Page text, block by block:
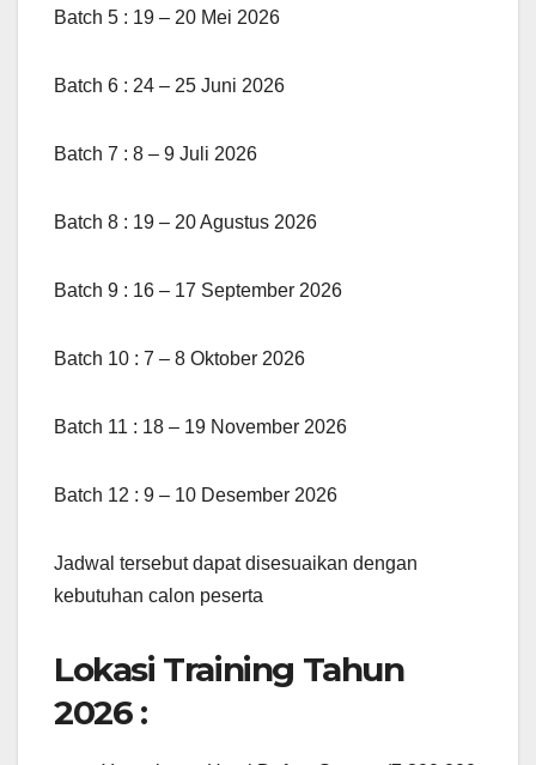
Batch 5 : 19 – 20 Mei 2026
Batch 6 : 24 – 25 Juni 2026
Batch 7 : 8 – 9 Juli 2026
Batch 8 : 19 – 20 Agustus 2026
Batch 9 : 16 – 17 September 2026
Batch 10 : 7 – 8 Oktober 2026
Batch 11 : 18 – 19 November 2026
Batch 12 : 9 – 10 Desember 2026
Jadwal tersebut dapat disesuaikan dengan
kebutuhan calon peserta
Lokasi Training Tahun
2026 :